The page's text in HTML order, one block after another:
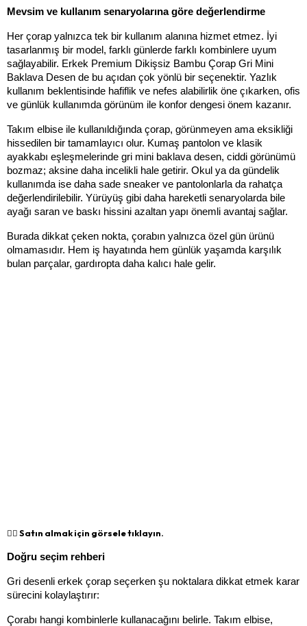
Mevsim ve kullanım senaryolarına göre değerlendirme
Her çorap yalnızca tek bir kullanım alanına hizmet etmez. İyi
tasarlanmış bir model, farklı günlerde farklı kombinlere uyum
sağlayabilir. Erkek Premium Dikişsiz Bambu Çorap Gri Mini
Baklava Desen de bu açıdan çok yönlü bir seçenektir. Yazlık
kullanım beklentisinde hafiflik ve nefes alabilirlik öne çıkarken, ofis
ve günlük kullanımda görünüm ile konfor dengesi önem kazanır.
Takım elbise ile kullanıldığında çorap, görünmeyen ama eksikliği
hissedilen bir tamamlayıcı olur. Kumaş pantolon ve klasik
ayakkabı eşleşmelerinde gri mini baklava desen, ciddi görünümü
bozmaz; aksine daha incelikli hale getirir. Okul ya da gündelik
kullanımda ise daha sade sneaker ve pantolonlarla da rahatça
değerlendirilebilir. Yürüyüş gibi daha hareketli senaryolarda bile
ayağı saran ve baskı hissini azaltan yapı önemli avantaj sağlar.
Burada dikkat çeken nokta, çorabın yalnızca özel gün ürünü
olmamasıdır. Hem iş hayatında hem günlük yaşamda karşılık
bulan parçalar, gardıropta daha kalıcı hale gelir.
👉🏻 Satın almak için görsele tıklayın.
Doğru seçim rehberi
Gri desenli erkek çorap seçerken şu noktalara dikkat etmek karar
sürecini kolaylaştırır:
Çorabı hangi kombinlerle kullanacağını belirle. Takım elbise,